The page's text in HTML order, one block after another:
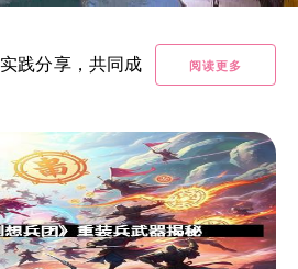
实践分享，共同成
阅读更多